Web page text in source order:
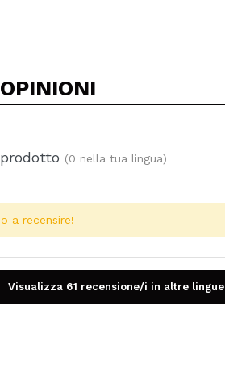
OPINIONI
(0 nella tua lingua)
a recensire!
Visualizza 61 recensione/i in altre lingue